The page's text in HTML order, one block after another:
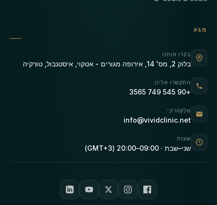
מַגָע
בקרו אותנו
בלוק 2, מס' 14, אירופה מגורים - אטקוי, איסטנבול, טורקיה
התקשרו אלינו
+90 545 749 3565
אֶלֶקטרוֹנִי
info@vividclinic.net
שעות
שני–שבת · 09:00–20:00 (GMT+3)